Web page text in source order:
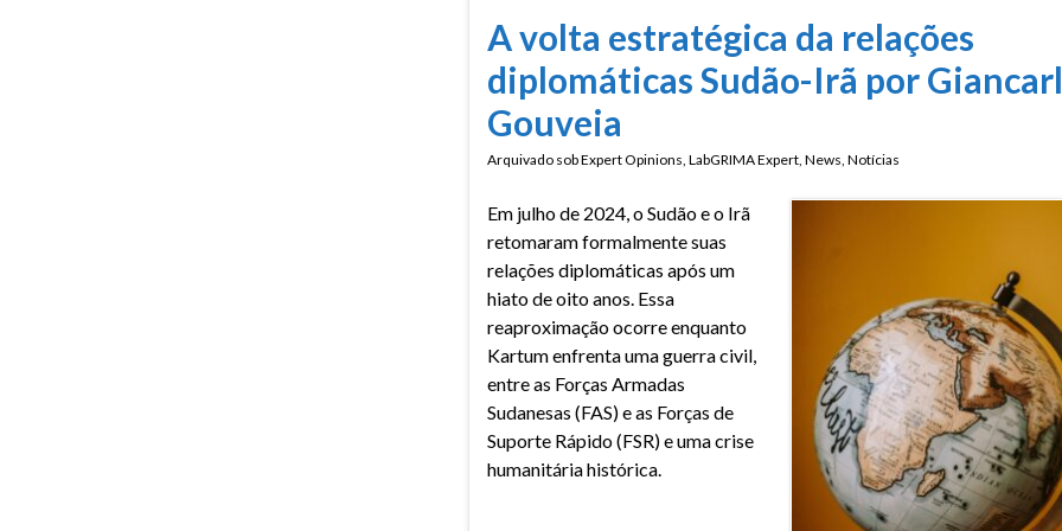
A volta estratégica da relações
diplomáticas Sudão-Irã por
Gouveia
Arquivado sobExpert Opinions, LabGRIMA Expert, News, Notícias
Em julho de 2024, o Sudão e o Irã
retomaram formalmente suas
relações diplomáticas após um
hiato de oito anos. Essa
reaproximação ocorre enquanto
Kartum enfrenta uma guerra civil,
entre as Forças Armadas
Sudanesas (FAS) e as Forças de
Suporte Rápido (FSR) e uma crise
humanitária histórica.